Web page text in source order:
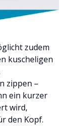
zudem
kuscheligen
zippen –
ein kurzer
wird,
den Kopf.